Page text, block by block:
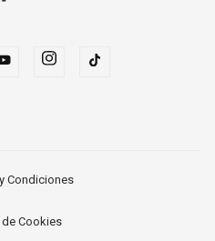
Condiciones
Cookies